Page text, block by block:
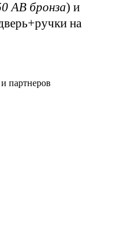
АВ бронза) и
на
партнеров